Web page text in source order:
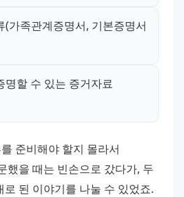
(가족관계증명서, 기본증명서
명할 수 있는 증거자료
준비해야 할지 몰라서
했을 때는 빈손으로 갔다가, 두
로 된 이야기를 나눌 수 있었죠.